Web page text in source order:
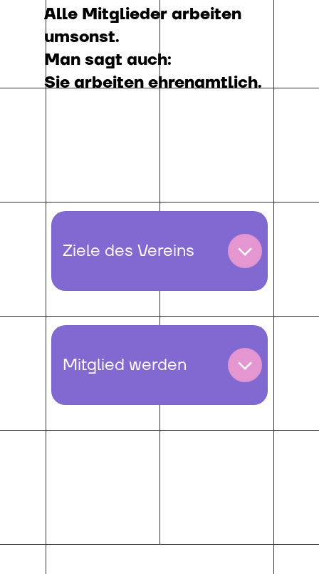
Alle Mitglieder arbeiten
umsonst.
Man sagt auch:
Sie arbeiten ehrenamtlich.
Ziele des Vereins
Mitglied werden